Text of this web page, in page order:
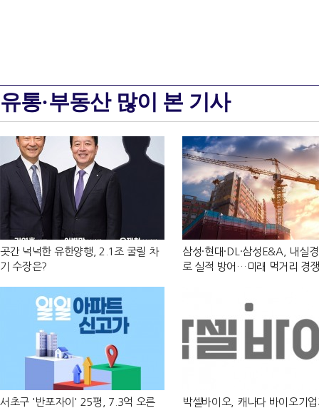
유통·부동산 많이 본 기사
곳간 넉넉한 유한양행, 2.1조 굴릴 차
기 수장은?
삼성·현대·DL·삼성E&A, 내실
로 실적 방어…미래 먹거리 경
서초구 '반포자이' 25평, 7.3억 오른
박셀바이오, 캐나다 바이오기